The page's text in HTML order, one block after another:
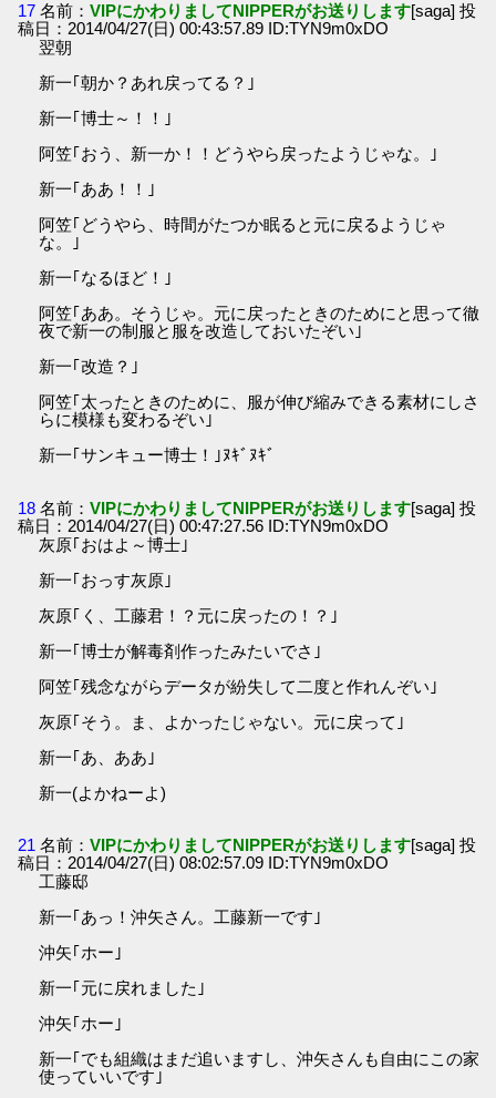
17 名前：VIPにかわりましてNIPPERがお送りします[saga] 投
稿日：2014/04/27(日) 00:43:57.89 ID:TYN9m0xDO
翌朝
新一｢朝か？あれ戻ってる？｣
新一｢博士～！！｣
阿笠｢おう、新一か！！どうやら戻ったようじゃな。｣
新一｢ああ！！｣
阿笠｢どうやら、時間がたつか眠ると元に戻るようじゃ
な。｣
新一｢なるほど！｣
阿笠｢ああ。そうじゃ。元に戻ったときのためにと思って徹
夜で新一の制服と服を改造しておいたぞい｣
新一｢改造？｣
阿笠｢太ったときのために、服が伸び縮みできる素材にしさ
らに模様も変わるぞい｣
新一｢サンキュー博士！｣ﾇｷﾞﾇｷﾞ
18 名前：VIPにかわりましてNIPPERがお送りします[saga] 投
稿日：2014/04/27(日) 00:47:27.56 ID:TYN9m0xDO
灰原｢おはよ～博士｣
新一｢おっす灰原｣
灰原｢く、工藤君！？元に戻ったの！？｣
新一｢博士が解毒剤作ったみたいでさ｣
阿笠｢残念ながらデータが紛失して二度と作れんぞい｣
灰原｢そう。ま、よかったじゃない。元に戻って｣
新一｢あ、ああ｣
新一(よかねーよ)
21 名前：VIPにかわりましてNIPPERがお送りします[saga] 投
稿日：2014/04/27(日) 08:02:57.09 ID:TYN9m0xDO
工藤邸
新一｢あっ！沖矢さん。工藤新一です｣
沖矢｢ホー｣
新一｢元に戻れました｣
沖矢｢ホー｣
新一｢でも組織はまだ追いますし、沖矢さんも自由にこの家
使っていいです｣